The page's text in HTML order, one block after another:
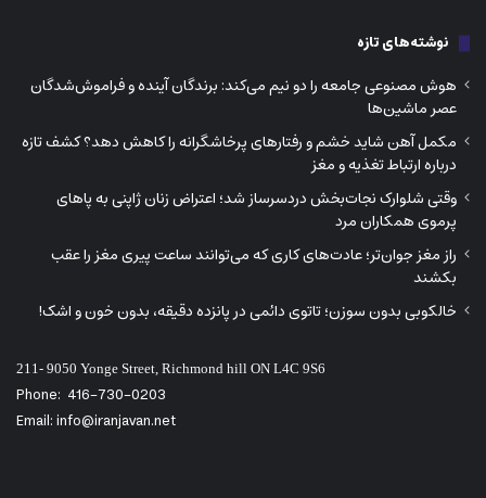
نوشته‌های تازه
هوش مصنوعی جامعه را دو نیم می‌کند: برندگان آینده و فراموش‌شدگان
عصر ماشین‌ها
مکمل آهن شاید خشم و رفتارهای پرخاشگرانه را کاهش دهد؟ کشف تازه
درباره ارتباط تغذیه و مغز
وقتی شلوارک نجات‌بخش دردسرساز شد؛ اعتراض زنان ژاپنی به پاهای
پرموی همکاران مرد
راز مغز جوان‌تر؛ عادت‌های کاری که می‌توانند ساعت پیری مغز را عقب
بکشند
خالکوبی بدون سوزن؛ تاتوی دائمی در پانزده دقیقه، بدون خون و اشک!
211- 9050 Yonge Street, Richmond hill ON L4C 9S6
Phone: 416-730-0203
Email: info@iranjavan.net